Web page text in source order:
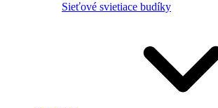
Sieťové svietiace budíky